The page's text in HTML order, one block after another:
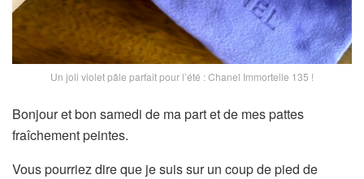
Un joli violet pâle parfait pour l’été : Chanel Immortelle 135 !
Bonjour et bon samedi de ma part et de mes pattes
fraîchement peintes.
Vous pourriez dire que je suis sur un coup de pied de